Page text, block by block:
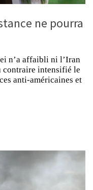
ne pourra
n’a affaibli ni l’Iran
contraire intensifié le
anti-américaines et